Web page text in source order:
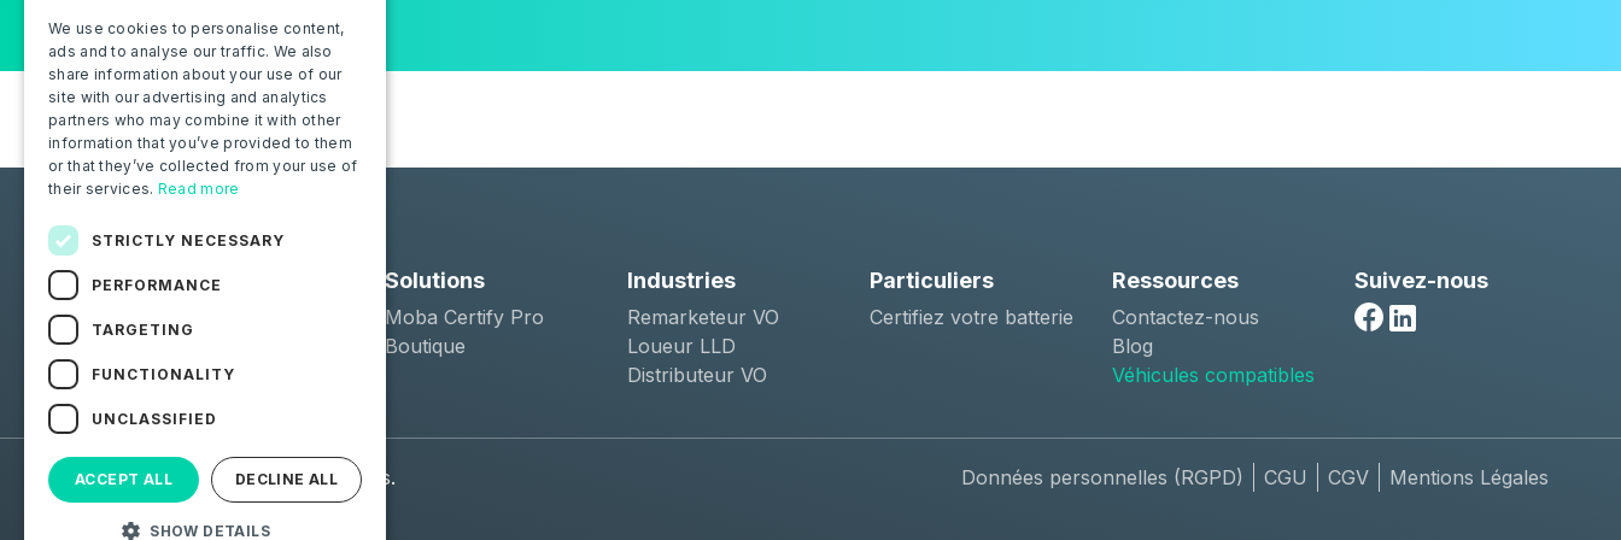
Solutions
Moba Certify Pro
Boutique
Industries
Remarketeur VO
Loueur LLD
Distributeur VO
Particuliers
Certifiez votre batterie
Ressources
Contactez-nous
Blog
Véhicules compatibles
Suivez-nous
© 2026 Moba. Tous droits réservés. Données personnelles (RGPD) CGU CGV Mentions Légales
We use cookies to personalise content,
ads and to analyse our traffic. We also
share information about your use of our
site with our advertising and analytics
partners who may combine it with other
information that you’ve provided to them
or that they’ve collected from your use of
their services. Read more
STRICTLY NECESSARY
PERFORMANCE
TARGETING
FUNCTIONALITY
UNCLASSIFIED
ACCEPT ALL DECLINE ALL
SHOW DETAILS